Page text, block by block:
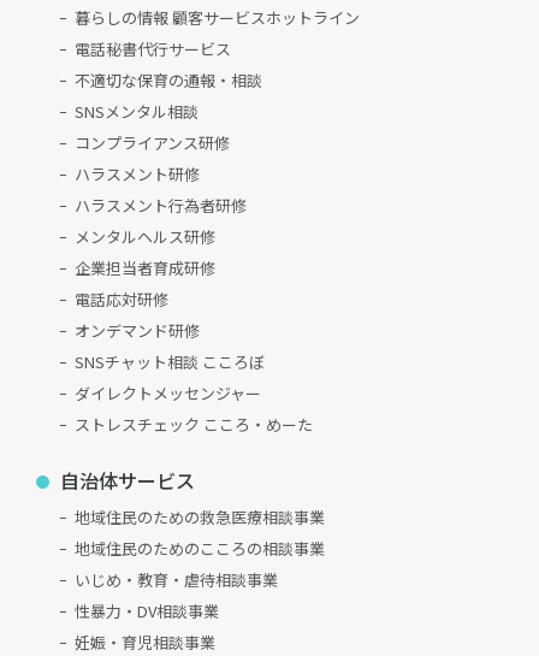
暮らしの情報 顧客サービスホットライン
電話秘書代行サービス
不適切な保育の通報・相談
SNSメンタル相談
コンプライアンス研修
ハラスメント研修
ハラスメント行為者研修
メンタルヘルス研修
企業担当者育成研修
電話応対研修
オンデマンド研修
SNSチャット相談 こころぼ
ダイレクトメッセンジャー
ストレスチェック こころ・めーた
自治体サービス
地域住民のための救急医療相談事業
地域住民のためのこころの相談事業
いじめ・教育・虐待相談事業
性暴力・DV相談事業
妊娠・育児相談事業